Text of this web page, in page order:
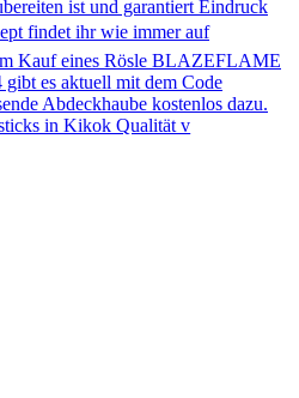
in Kikok Qualität v